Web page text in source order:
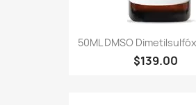
50ML DMSO
$139.00